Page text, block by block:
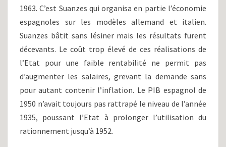
1963. C’est Suanzes qui organisa en partie l’économie
espagnoles sur les modèles allemand et italien.
Suanzes bâtit sans lésiner mais les résultats furent
décevants. Le coût trop élevé de ces réalisations de
l’Etat pour une faible rentabilité ne permit pas
d’augmenter les salaires, grevant la demande sans
pour autant contenir l’inflation. Le PIB espagnol de
1950 n’avait toujours pas rattrapé le niveau de l’année
1935, poussant l’Etat à prolonger l’utilisation du
rationnement jusqu’à 1952.